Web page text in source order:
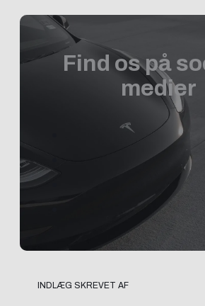
Find os på
medier
INDLÆG SKREVET AF